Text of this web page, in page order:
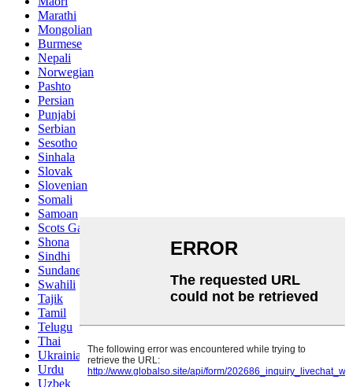
Marathi
Mongolian
Burmese
Nepali
Norwegian
Pashto
Persian
Punjabi
Serbian
Sesotho
Sinhala
Slovak
Slovenian
Somali
Samoan
Scots Gaelic
Shona
Sindhi
Sundanese
Swahili
Tajik
Tamil
Telugu
Thai
Ukrainian
Urdu
Uzbek